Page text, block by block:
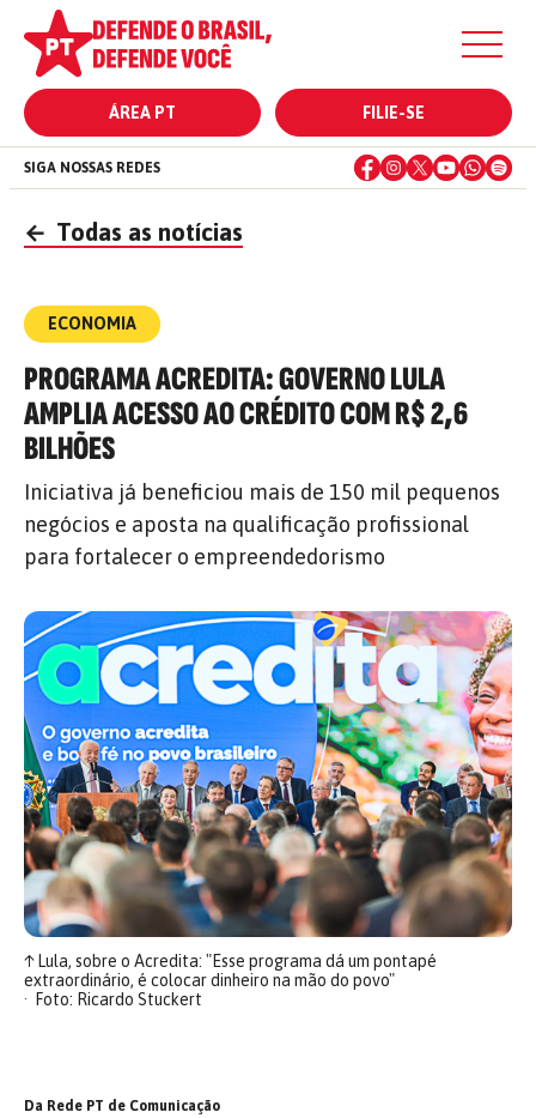
ÁREA PT FILIE-SE
SIGA NOSSAS REDES
← Todas as notícias
ECONOMIA
PROGRAMA ACREDITA: GOVERNO LULA
AMPLIA ACESSO AO CRÉDITO COM R$ 2,6
BILHÕES
Iniciativa já beneficiou mais de 150 mil pequenos
negócios e aposta na qualificação profissional
para fortalecer o empreendedorismo
↑Lula, sobre o Acredita: "Esse programa dá um pontapé
extraordinário, é colocar dinheiro na mão do povo"
Foto: Ricardo Stuckert
Da Rede PT de Comunicação